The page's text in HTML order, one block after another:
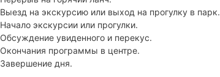
Выезд на экскурсию или выход на прогулку в парк.
Начало экскурсии или прогулки.
Обсуждение увиденного и перекус.
Окончания программы в центре.
Завершение дня.